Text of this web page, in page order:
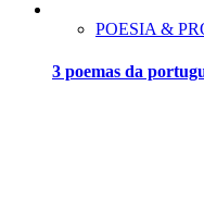
POESIA &
3 poemas da